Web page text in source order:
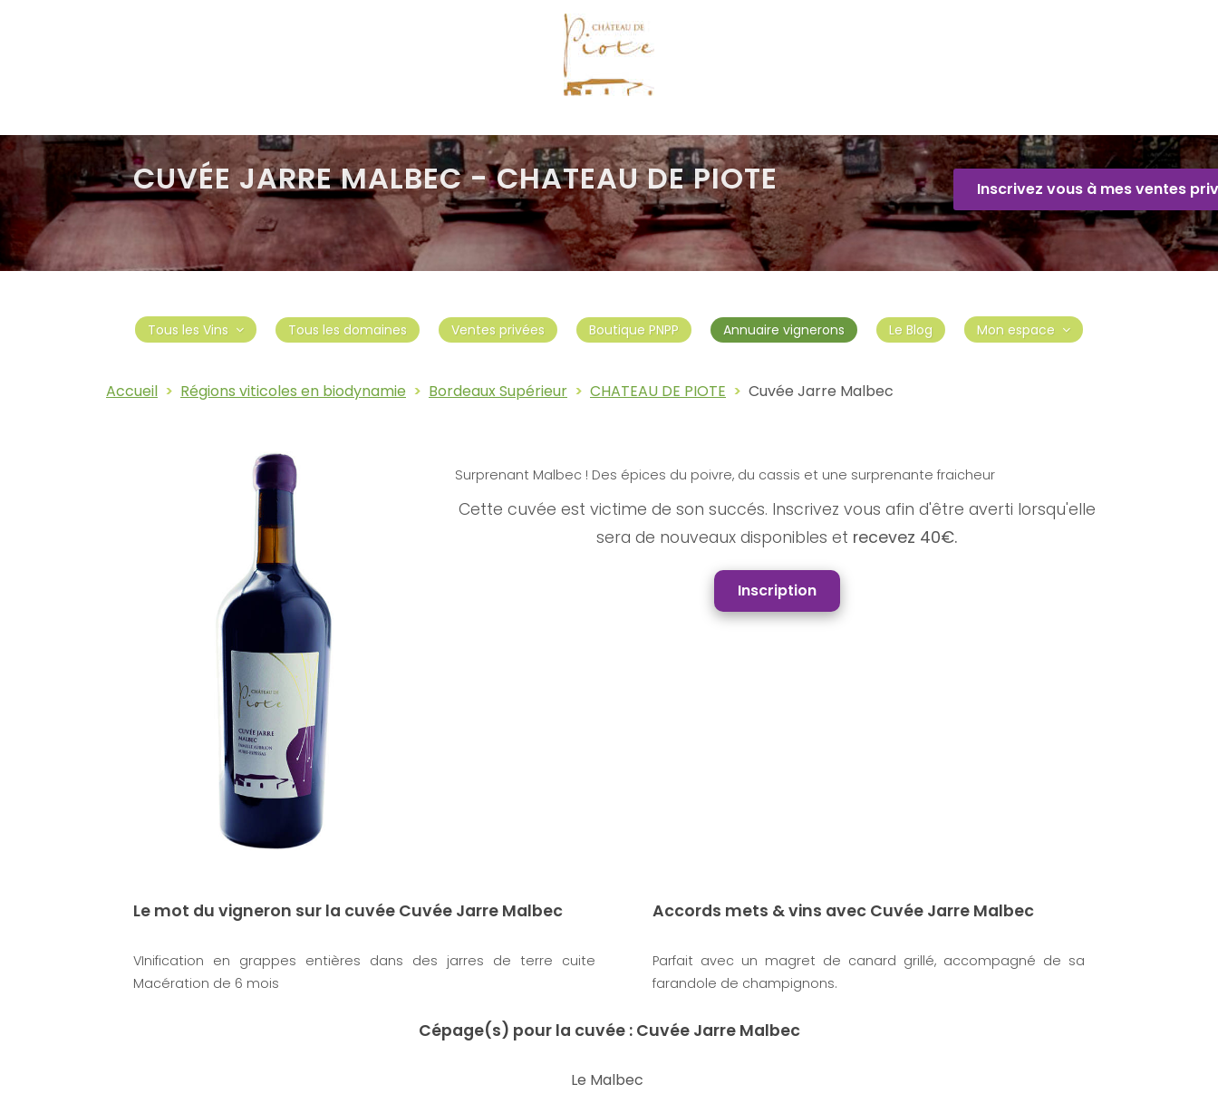
CUVÉE JARRE MALBEC - CHATEAU DE PIOTE Inscrivez vous à mes ventes
Tous les Vins Tous les domaines Ventes privées Boutique PNPP Annuaire vignerons Le Blog Mon espace
Accueil Régions viticoles en biodynamie Bordeaux Supérieur CHATEAU DE PIOTE Cuvée Jarre Malbec
Surprenant Malbec ! Des épices du poivre, du cassis et une surprenante fraicheur
Cette cuvée est victime de son succés. Inscrivez vous afin d'être averti lorsqu'elle
sera de nouveaux disponibles et recevez 40€.
Inscription
Le mot du vigneron sur la cuvée Cuvée Jarre Malbec
VInification en grappes entières dans des jarres de terre cuite
Macération de 6 mois
Accords mets & vins avec Cuvée Jarre Malbec
Parfait avec un magret de canard grillé, accompagné de sa
farandole de champignons.
Cépage(s) pour la cuvée : Cuvée Jarre Malbec
Le Malbec